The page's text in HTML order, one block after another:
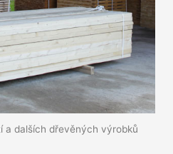
a dalších dřevěných výrobků